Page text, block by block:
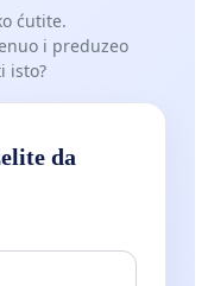
ćutite.
i preduzeo
isto?
da